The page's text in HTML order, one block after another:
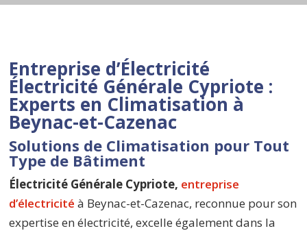
Entreprise d’Électricité
Électricité Générale Cypriote :
Experts en Climatisation à
Beynac-et-Cazenac
Solutions de Climatisation pour Tout
Type de Bâtiment
Électricité Générale Cypriote, entreprise
d’électricité à Beynac-et-Cazenac, reconnue pour son
expertise en électricité, excelle également dans la